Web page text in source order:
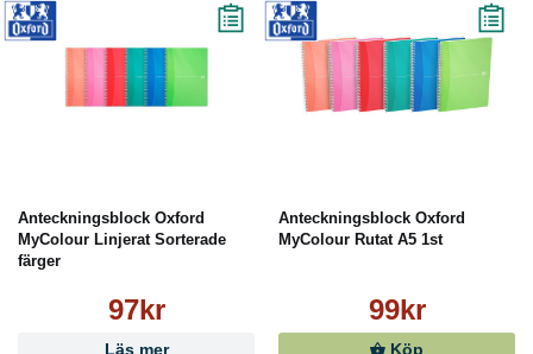
Anteckningsblock Oxford
MyColour Linjerat Sorterade
färger
97kr
Läs mer
Anteckningsblock Oxford
MyColour Rutat A5 1st
99kr
Köp